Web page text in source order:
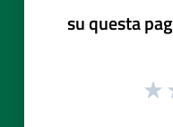
su questa